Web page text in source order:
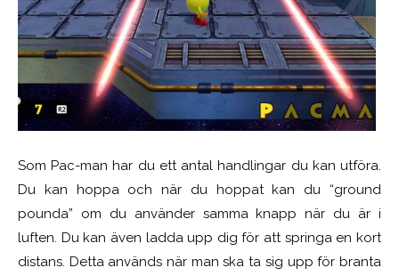
Som Pac-man har du ett antal handlingar du kan utföra.
Du kan hoppa och när du hoppat kan du “ground
pounda” om du använder samma knapp när du är i
luften. Du kan även ladda upp dig för att springa en kort
distans. Detta används när man ska ta sig upp för branta